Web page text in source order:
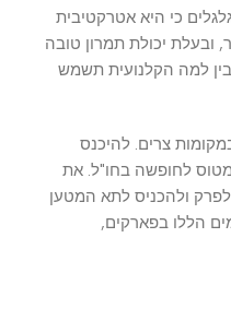
כי היא אטרקטיבית
יכולת תמרון טובה
למה הקלנועית תשמש
צרים. להיכנס
לחופשה בחו"ל. את
ולהכניס לתא המטען
בפארקים,